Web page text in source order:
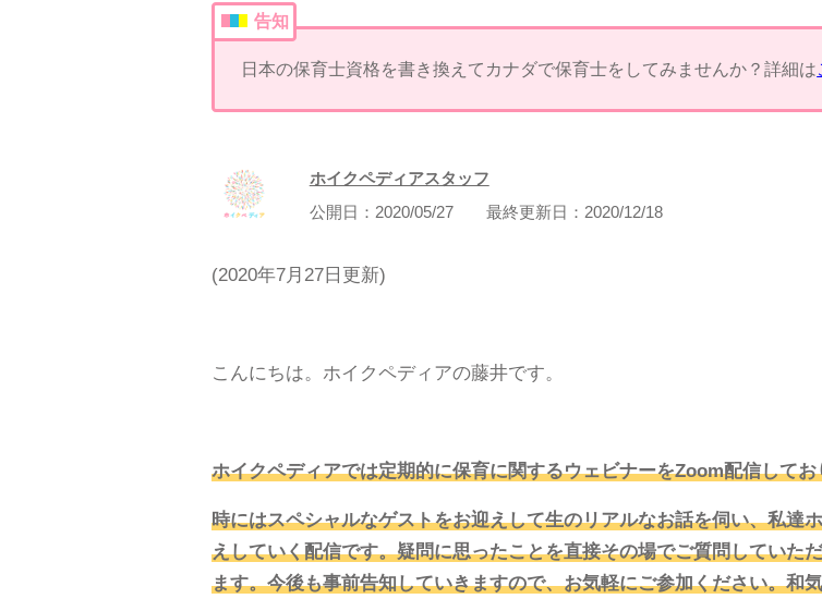
告知
日本の保育士資格を書き換えてカナダで保育士をしてみませんか？詳細は
ホイクペディアスタッフ
公開日： 2020/05/27 最終更新日： 2020/12/18
(2020年7月27日更新)
こんにちは。ホイクペディアの藤井です。
ホイクペディアでは定期的に保育に関するウェビナーをZoom配信してお
時にはスペシャルなゲストをお迎えして生のリアルなお話を伺い、私達
えしていく配信です。疑問に思ったことを直接その場でご質問していた
ます。今後も事前告知していきますので、お気軽にご参加ください。和